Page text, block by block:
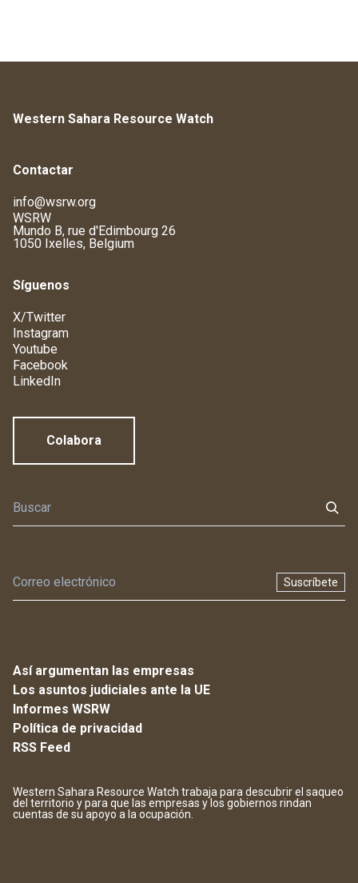
Western Sahara Resource Watch
Contactar
info@wsrw.org
WSRW
Mundo B, rue d'Edimbourg 26
1050 Ixelles, Belgium
Síguenos
X/Twitter
Instagram
Youtube
Facebook
LinkedIn
Colabora
Suscríbete
Así argumentan las empresas
Los asuntos judiciales ante la UE
Informes WSRW
Política de privacidad
RSS Feed
Western Sahara Resource Watch trabaja para descubrir el saqueo
del territorio y para que las empresas y los gobiernos rindan
cuentas de su apoyo a la ocupación.